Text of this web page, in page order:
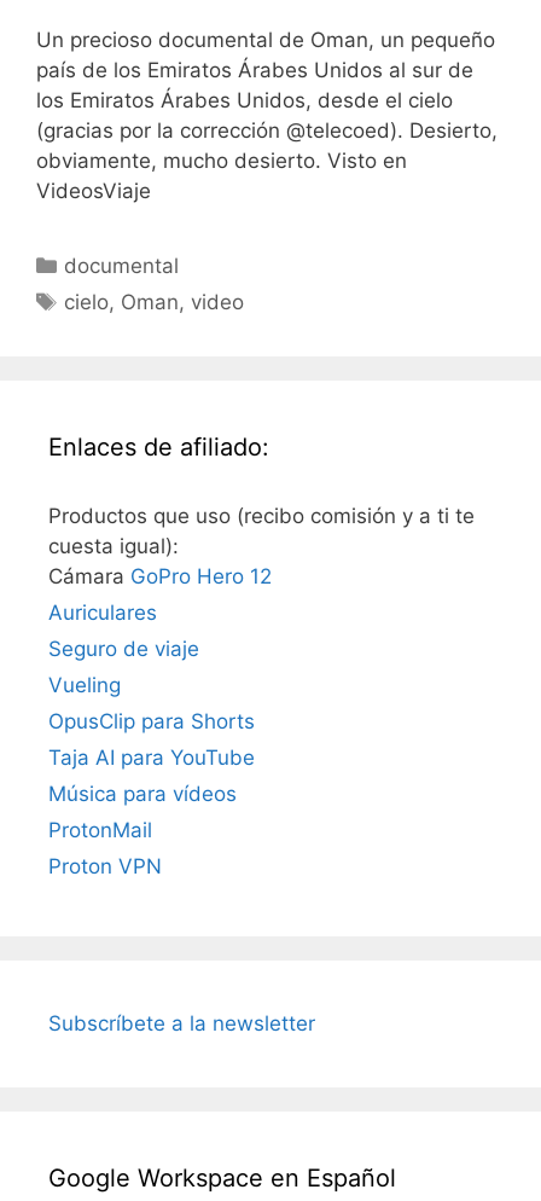
Un precioso documental de Oman, un pequeño
país de los Emiratos Árabes Unidos al sur de
los Emiratos Árabes Unidos, desde el cielo
(gracias por la corrección @telecoed). Desierto,
obviamente, mucho desierto. Visto en
VideosViaje
Categorías
documental
Etiquetas
cielo, Oman, video
Enlaces de afiliado:
Productos que uso (recibo comisión y a ti te
cuesta igual):
Cámara GoPro Hero 12
Auriculares
Seguro de viaje
Vueling
OpusClip para Shorts
Taja AI para YouTube
Música para vídeos
ProtonMail
Proton VPN
Subscríbete a la newsletter
Google Workspace en Español